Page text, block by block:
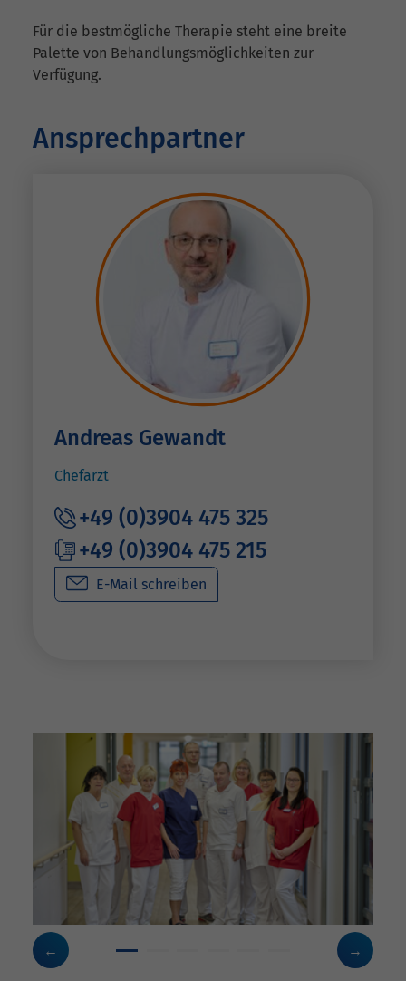
Für die bestmögliche Therapie steht eine breite
Palette von Behandlungsmöglichkeiten zur
Verfügung.
Ansprechpartner
Andreas Gewandt
Chefarzt
+49 (0)3904 475 325
+49 (0)3904 475 215
E-Mail schreiben